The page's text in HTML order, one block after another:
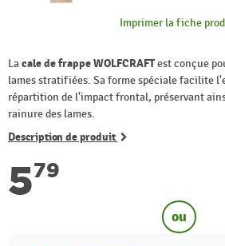
Imprimer la fiche
Lacale de frappe WOLFCRAFTest conçue
lames stratifiées. Sa forme spéciale facilite
répartition de l'impact frontal, préservant
rainure des lames.
Description de produit
579
ou